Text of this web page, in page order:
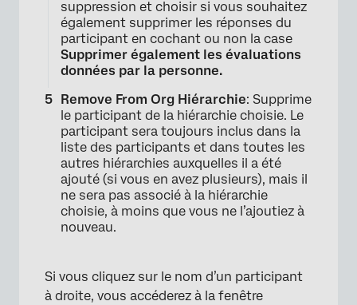
×
suppression et choisir si vous souhaitez
également supprimer les réponses du
participant en cochant ou non la case
Supprimer également les évaluations
données par la personne.
Remove From Org Hiérarchie: Supprime
le participant de la hiérarchie choisie. Le
participant sera toujours inclus dans la
liste des participants et dans toutes les
autres hiérarchies auxquelles il a été
ajouté (si vous en avez plusieurs), mais il
ne sera pas associé à la hiérarchie
choisie, à moins que vous ne l’ajoutiez à
nouveau.
Si vous cliquez sur le nom d’un participant
à droite, vous accéderez à la fenêtre